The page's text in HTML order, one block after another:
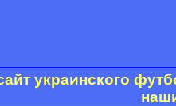
украинского